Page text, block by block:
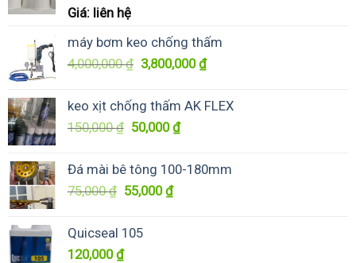
Giá: liên hệ
máy bơm keo chống thấm
4,000,000₫ Giá
4,000,000 ₫.
3,800,000₫Giá
tại
là:
keo xịt chống thấm AK FLEX
150,000₫ Giá
là:
150,000 ₫.
50,000₫Giá
tại
là:
Đá mài bê tông 100-180mm
75,000₫ Giá
là:
75,000 ₫.
55,000₫Giá
Quicseal 105
120,000₫